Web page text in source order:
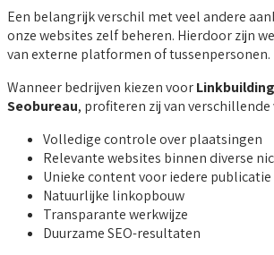
Een belangrijk verschil met veel andere
onze websites zelf beheren. Hierdoor zijn
van externe platformen of tussenpersonen.
Wanneer bedrijven kiezen voor
Seobureau, profiteren zij van
Volledige controle over plaatsingen
Relevante websites binnen diverse
Unieke content voor iedere publicatie
Natuurlijke linkopbouw
Transparante werkwijze
Duurzame SEO-resultaten